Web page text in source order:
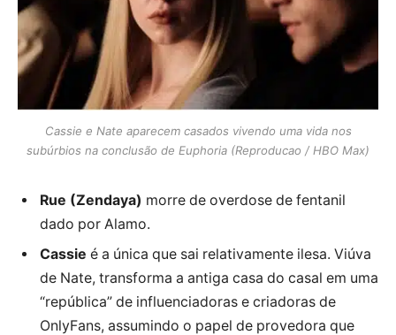
Cassie e Nate aparecem casados vivendo uma vida nos
subúrbios na conclusão de Euphoria (Reproducao / HBO Max)
Rue (Zendaya) morre de overdose de fentanil
dado por Alamo.
Cassie é a única que sai relativamente ilesa. Viúva
de Nate, transforma a antiga casa do casal em uma
“república” de influenciadoras e criadoras de
OnlyFans, assumindo o papel de provedora que